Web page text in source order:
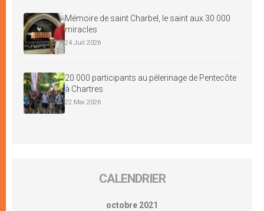
Mémoire de saint Charbel, le saint aux 30 000
miracles
24 Juil 2026
20 000 participants au pèlerinage de Pentecôte
à Chartres
22 Mai 2026
CALENDRIER
octobre 2021